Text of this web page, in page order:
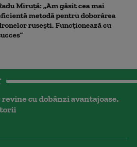
Miruță: „Am găsit cea mai
metodă pentru doborârea
rusești. Funcționează cu
cu dobânzi avantajoase.